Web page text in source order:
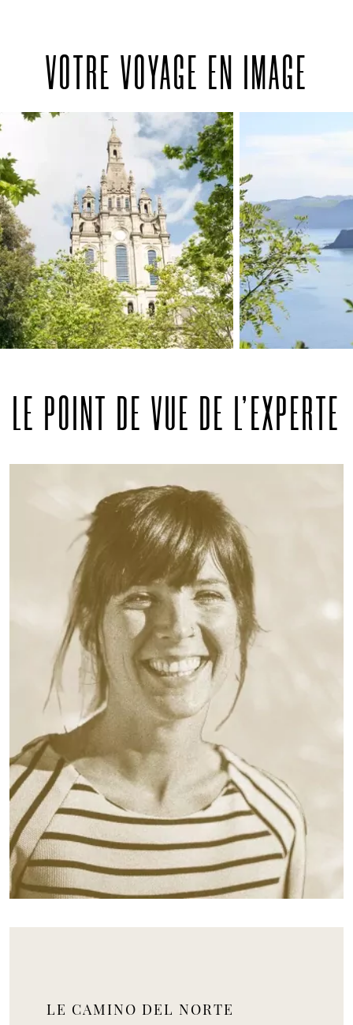
direction de Bilbao). Si vous souhaitez
continuer le chemin à pied de Lezama à
heures de marche supplémentaire
environ au programme.
Fin du programme et des prestations à
Bilbao en fin d'après-midi.
VOTRE VOYAGE EN IMAGE
LE POINT DE VUE DE L'EXPERTE
LE CAMINO DEL NORTE